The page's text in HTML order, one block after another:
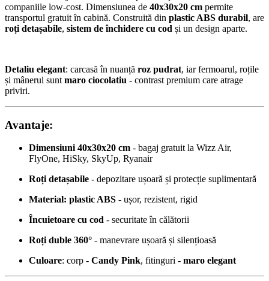
companiile low-cost. Dimensiunea de 40x30x20 cm permite
transportul gratuit în cabină. Construită din plastic ABS durabil, are
roți detașabile, sistem de închidere cu cod și un design aparte.
Detaliu elegant: carcasă în nuanță roz pudrat, iar fermoarul, roțile
și mânerul sunt maro ciocolatiu - contrast premium care atrage
priviri.
Avantaje:
Dimensiuni 40x30x20 cm - bagaj gratuit la Wizz Air,
FlyOne, HiSky, SkyUp, Ryanair
Roți detașabile - depozitare ușoară și protecție suplimentară
Material: plastic ABS - ușor, rezistent, rigid
Încuietoare cu cod - securitate în călătorii
Roți duble 360° - manevrare ușoară și silențioasă
Culoare: corp - Candy Pink, fitinguri - maro elegant